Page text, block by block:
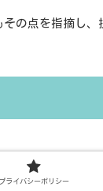
の点を指摘し、
リズムのまとめに
プライバシーポリシー